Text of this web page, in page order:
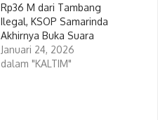
Rp36 M dari Tambang
Ilegal, KSOP Samarinda
Akhirnya Buka Suara
Januari 24, 2026
dalam "KALTIM"